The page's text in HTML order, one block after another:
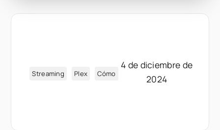
Streaming Plex Cómo
4 de diciembre de
2024